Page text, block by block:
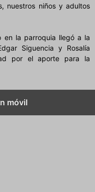
nuestros niños y adultos
en la parroquia llegó a la
Siguencia y Rosalía
por el aporte para la
móvil